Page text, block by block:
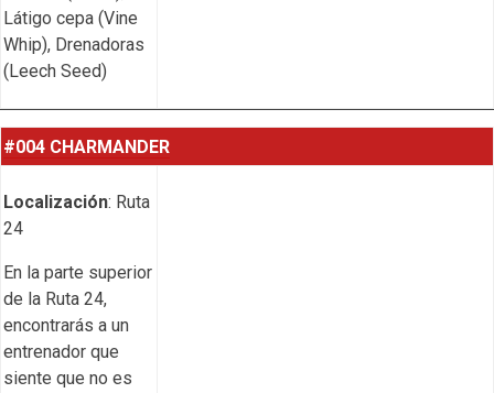
Látigo cepa (Vine
Whip), Drenadoras
(Leech Seed)
#004 CHARMANDER
Localización: Ruta
24
En la parte superior
de la Ruta 24,
encontrarás a un
entrenador que
siente que no es